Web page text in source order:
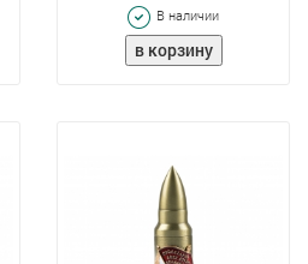
В наличии